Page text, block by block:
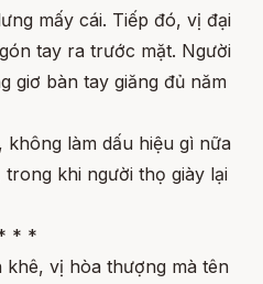
mấy cái. Tiếp đó, vị đại
tay ra trước mặt. Người
giơ bàn tay giăng đủ năm
làm dấu hiệu gì nữa
khi người thọ giày lại
* *
vị hòa thượng mà tên